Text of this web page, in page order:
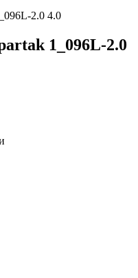
2.0 4.0
1_096L-2.0